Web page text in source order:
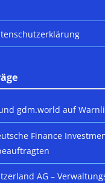
gdm.world auf
Finance
AG –